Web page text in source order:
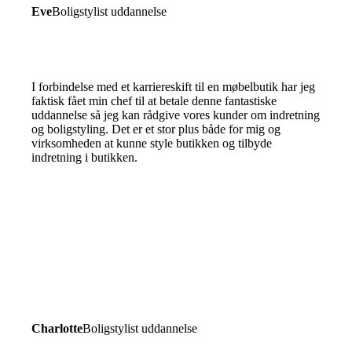
EveBoligstylist uddannelse
I forbindelse med et karriereskift til en møbelbutik har jeg
faktisk fået min chef til at betale denne fantastiske
uddannelse så jeg kan rådgive vores kunder om indretning
og boligstyling. Det er et stor plus både for mig og
virksomheden at kunne style butikken og tilbyde
indretning i butikken.
CharlotteBoligstylist uddannelse